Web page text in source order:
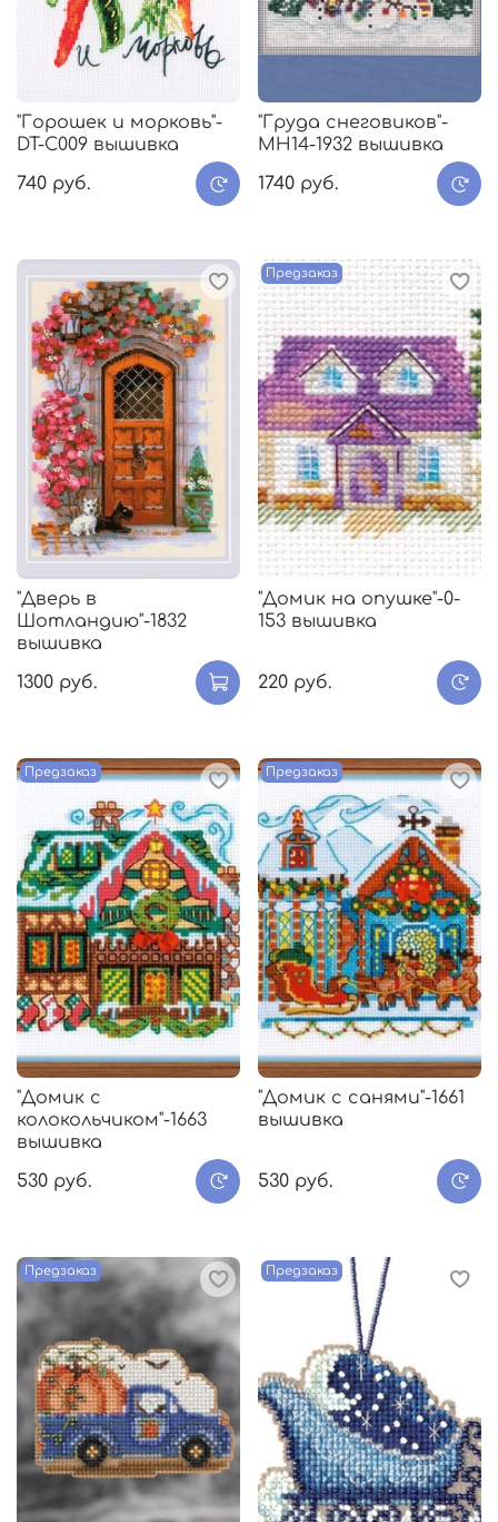
"Горошек и морковь"-
DT-C009 вышивка
740 руб.
"Груда снеговиков"-
MH14-1932 вышивка
1740 руб.
"Дверь в
Шотландию"-1832
вышивка
1300 руб.
Предзаказ
"Домик на опушке"-0-
153 вышивка
220 руб.
Предзаказ
"Домик с
колокольчиком"-1663
вышивка
530 руб.
Предзаказ
"Домик с санями"-1661
вышивка
530 руб.
Предзаказ Предзаказ